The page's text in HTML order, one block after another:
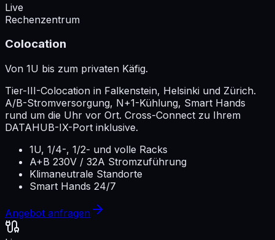
Live
Rechenzentrum
Colocation
Von 1U bis zum privaten Käfig.
Tier-III-Colocation in Falkenstein, Helsinki und Zürich.
A/B-Stromversorgung, N+1-Kühlung, Smart Hands
rund um die Uhr vor Ort. Cross-Connect zu Ihrem
DATAHUB-IX-Port inklusive.
1U, 1/4-, 1/2- und volle Racks
A+B 230V / 32A Stromzuführung
Klimaneutrale Standorte
Smart Hands 24/7
Angebot anfragen